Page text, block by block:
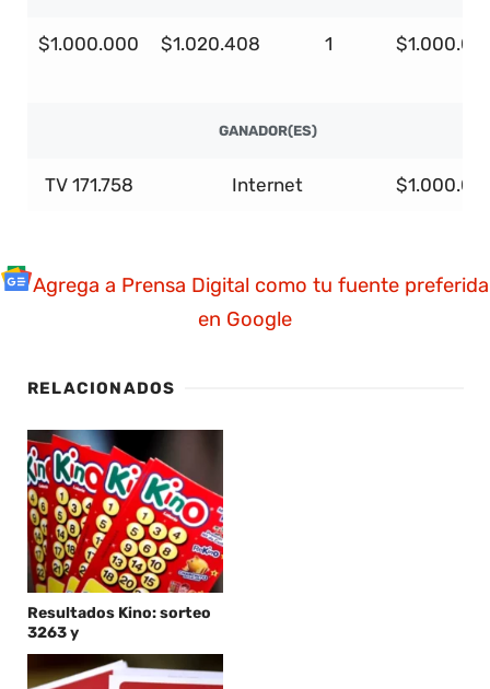
$1.000.000 $1.020.408 1
GANADOR(ES)
TV 171.758 Internet
Agrega a Prensa Digital como tu fuente preferida
en Google
RELACIONADOS
Resultados Kino: sorteo
3263 y